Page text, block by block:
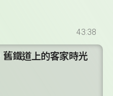
43:38
鐵道上的客家時光